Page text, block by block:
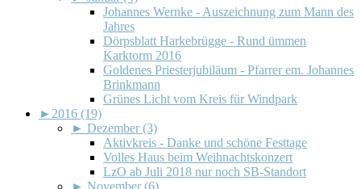
Johannes Wernke - Auszeichnung zum Mann des
Jahres
Dörpsblatt Harkebrügge - Rund ümmen
Karktorm 2016
Goldenes Priesterjubiläum - Pfarrer em. Johannes
Brinkmann
Grünes Licht vom Kreis für Windpark
► 2016 (19)
► Dezember (3)
Aktivkreis - Danke und schöne Festtage
Volles Haus beim Weihnachtskonzert
LzO ab Juli 2018 nur noch SB-Standort
► November (6)